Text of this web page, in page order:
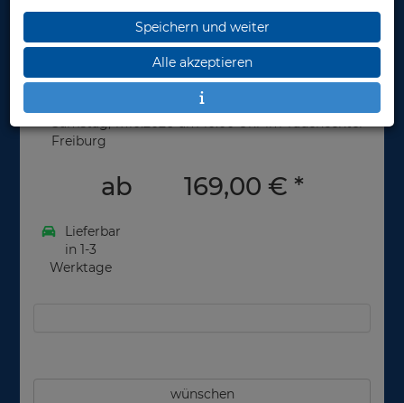
Samstag, 17.01.2026 um 10.00 Uhr im Tauchcenter
Samstag, 16.05.2026 um 10.00 Uhr im Tauchcenter
Samstag, 17.10.2026 um 10.00 Uhr im Tauchcenter
Freiburg
ab 169,00 € *
Lieferbar
in 1-3
Werktage
wünschen
Speichern und weiter
Alle akzeptieren